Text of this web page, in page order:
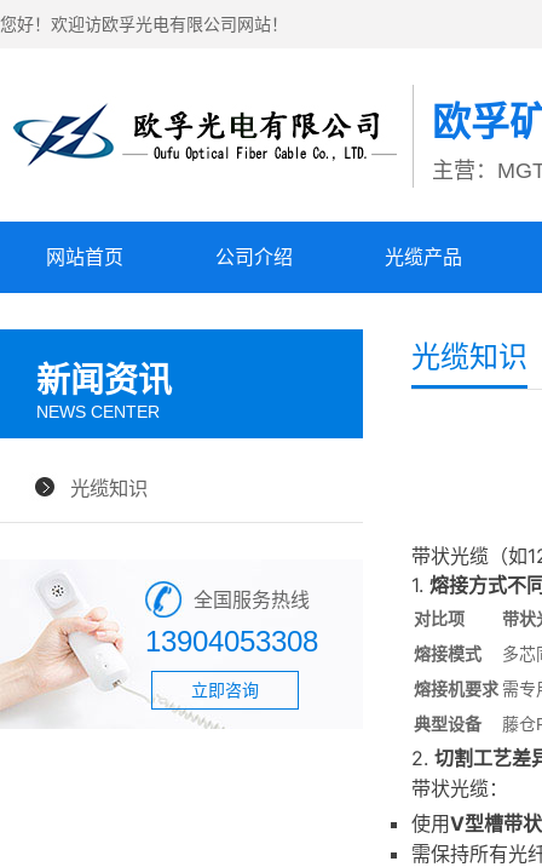
您好！欢迎访欧孚光电有限公司网站！
欧孚
主营：
网站首页 公司介绍 光缆产品
新闻资讯
NEWS CENTER
光缆知识
全国服务热线
13904053308
立即咨询
光缆知识
带状光缆（如
1. 熔接方式不
对比项
带状
熔接模式
多芯
熔接机要求 需专
典型设备
藤仓
2. 切割工艺差
带状光缆：
使用V型槽带
需保持所有光